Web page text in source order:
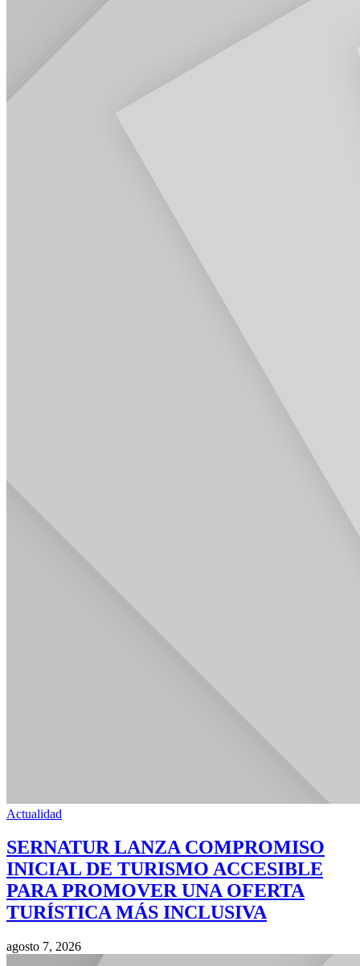
Actualidad
SERNATUR LANZA COMPROMISO
INICIAL DE TURISMO ACCESIBLE
PARA PROMOVER UNA OFERTA
TURÍSTICA MÁS INCLUSIVA
agosto 7, 2026